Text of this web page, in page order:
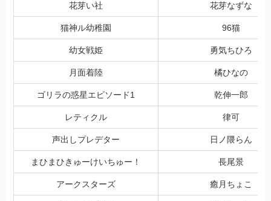
花芽い社 花芽なずな
猫神ル幼稚園 96猫
幼女戦姫 勇気ちひろ
月面着陸 橘ひなの
ゴリラの惑星エピソード1 乾伸一郎
レティクル 律可
声出しプレデター 日ノ隈らん
まひまひきゅーけいちゅー！ 長尾景
アークスターズ 癒月ちょこ